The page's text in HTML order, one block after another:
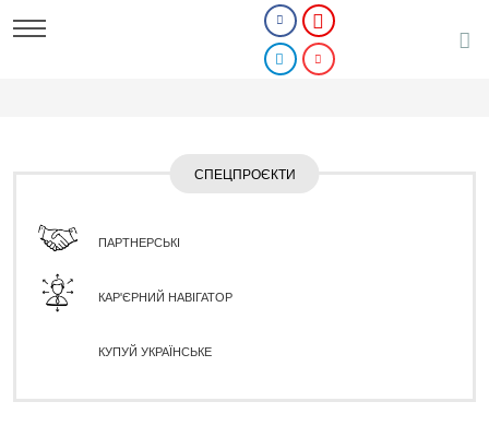
СПЕЦПРОЄКТИ
ПАРТНЕРСЬКІ
КАР'ЄРНИЙ НАВІГАТОР
КУПУЙ УКРАЇНСЬКЕ